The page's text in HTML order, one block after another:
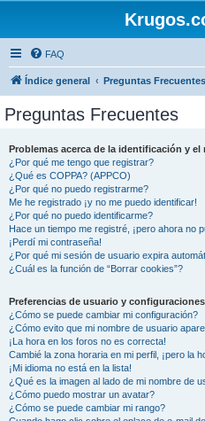
FAQ
Índice general Preguntas Frecuentes
Preguntas Frecuentes
Problemas acerca de la identificación y el
¿Por qué me tengo que registrar?
¿Qué es COPPA? (APPCO)
¿Por qué no puedo registrarme?
Me he registrado ¡y no me puedo identificar!
¿Por qué no puedo identificarme?
Hace un tiempo me registré, ¡pero ahora no
¡Perdí mi contraseña!
¿Por qué mi sesión de usuario expira
¿Cuál es la función de “Borrar cookies”?
Preferencias de usuario y configuraciones
¿Cómo se puede cambiar mi configuración?
¿Cómo evito que mi nombre de usuario
¡La hora en los foros no es correcta!
Cambié la zona horaria en mi perfil, ¡pero la
¡Mi idioma no está en la lista!
¿Qué es la imagen al lado de mi nombre de
¿Cómo puedo mostrar un avatar?
¿Cómo se puede cambiar mi rango?